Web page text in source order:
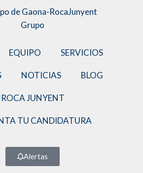
EQUIPO SERVICIOS
NOTICIAS BLOG
ROCA JUNYENT
TU CANDIDATURA
Alertas